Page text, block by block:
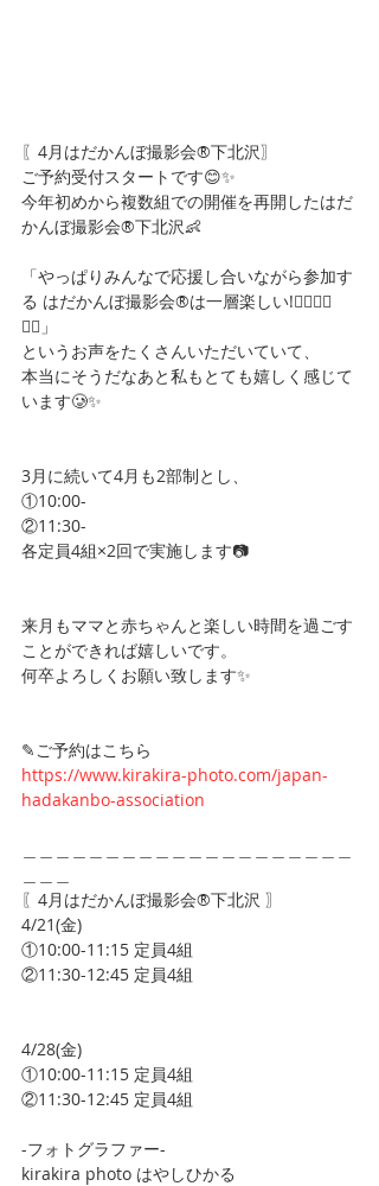
〖4月はだかんぼ撮影会®下北沢〗
ご予約受付スタートです😊✨
今年初めから複数組での開催を再開したはだ
かんぼ撮影会®︎下北沢👶
「やっぱりみんなで応援し合いながら参加す
る はだかんぼ撮影会®︎は一層楽しい!🙋‍♀️🙋‍♀️
🙋‍♀️」
というお声をたくさんいただいていて、
本当にそうだなあと私もとても嬉しく感じて
います🥲✨
3月に続いて4月も2部制とし、
①10:00-
②11:30-
各定員4組×2回で実施します📷
来月もママと赤ちゃんと楽しい時間を過ごす
ことができれば嬉しいです。
何卒よろしくお願い致します✨
✎ご予約はこちら
https://www.kirakira-photo.com/japan-
hadakanbo-association
〖4月はだかんぼ撮影会®︎下北沢 〗
4/21(金)
①10:00-11:15 定員4組
②11:30-12:45 定員4組
4/28(金)
①10:00-11:15 定員4組
②11:30-12:45 定員4組
-フォトグラファー-
kirakira photo はやしひかる